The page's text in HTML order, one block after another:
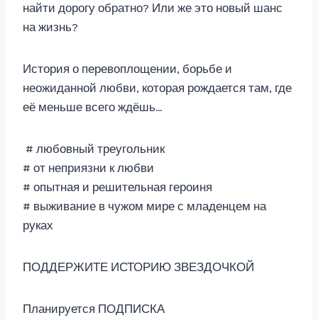
найти дорогу обратно? Или же это новый шанс
на жизнь?
История о перевоплощении, борьбе и
неожиданной любви, которая рождается там, где
её меньше всего ждёшь…
# любовный треугольник
# от неприязни к любви
# опытная и решительная героиня
# выживание в чужом мире с младенцем на
руках
ПОДДЕРЖИТЕ ИСТОРИЮ ЗВЕЗДОЧКОЙ
Планируется ПОДПИСКА